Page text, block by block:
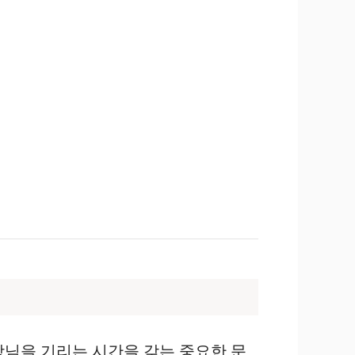
을 기리는 시간을 갖는 중요한 문